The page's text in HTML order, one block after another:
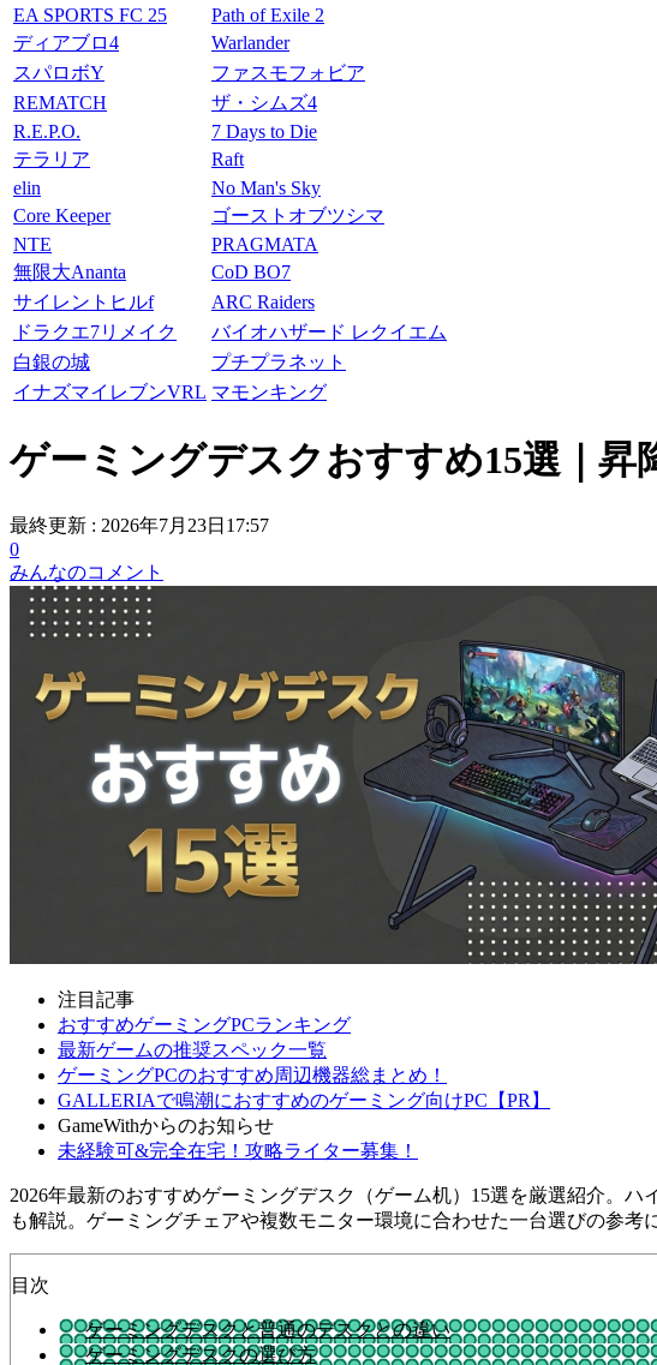
EA SPORTS FC 25
Path of Exile 2
ディアブロ4
Warlander
スパロボY
ファスモフォビア
REMATCH
ザ・シムズ4
R.E.P.O.
7 Days to Die
テラリア
Raft
elin
No Man's Sky
Core Keeper
ゴーストオブツシマ
NTE
PRAGMATA
無限大Ananta
CoD BO7
サイレントヒルf
ARC Raiders
ドラクエ7リメイク
バイオハザード レクイエム
白銀の城
プチプラネット
イナズマイレブンVRL マモンキング
ゲーミングデスクおすすめ15選｜昇
最終更新 : 2026年7月23日17:57
0
みんなのコメント
注目記事
おすすめゲーミングPCランキング
最新ゲームの推奨スペック一覧
ゲーミングPCのおすすめ周辺機器総まとめ！
GALLERIAで鳴潮におすすめのゲーミング向けPC【PR】
GameWithからのお知らせ
未経験可&完全在宅！攻略ライター募集！
2026年最新のおすすめゲーミングデスク（ゲーム机）15選を厳選紹介。
も解説。ゲーミングチェアや複数モニター環境に合わせた一台選びの参考
目次
ゲーミングデスクと普通のデスクとの違い
ゲーミングデスクの選び方